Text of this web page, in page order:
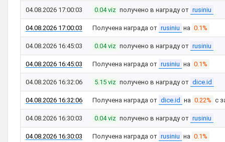
04.08.2026 17:00:03 0.04 viz получено в награду от rusiniu
04.08.2026 17:00:03 Получена награда от rusiniu на 0.1%
04.08.2026 16:45:03 0.04 viz получено в награду от rusiniu
04.08.2026 16:45:03 Получена награда от rusiniu на 0.1%
04.08.2026 16:32:06 5.15 viz получено в награду от dice.id
04.08.2026 16:32:06 Получена награда от dice.id на 0.22% с
04.08.2026 16:30:03 0.04 viz получено в награду от rusiniu
04.08.2026 16:30:03 Получена награда от rusiniu на 0.1%